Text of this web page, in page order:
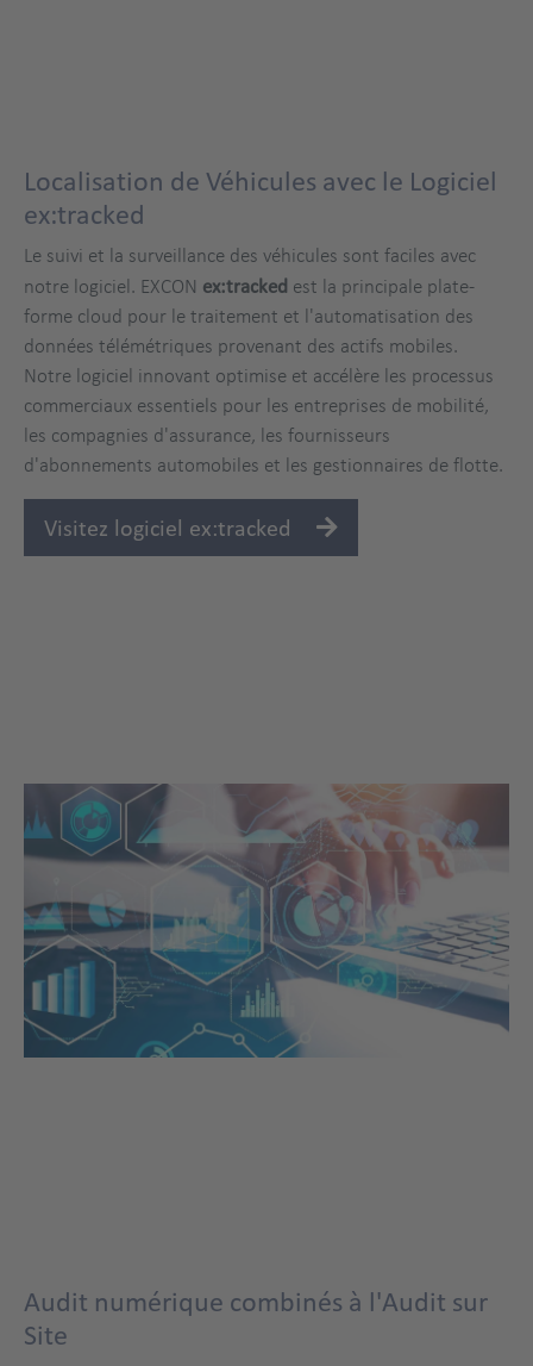
Localisation de Véhicules avec le Logiciel
ex:tracked
Le suivi et la surveillance des véhicules sont faciles avec
notre logiciel. EXCON ex:tracked est la principale plate-
forme cloud pour le traitement et l'automatisation des
données télémétriques provenant des actifs mobiles.
Notre logiciel innovant optimise et accélère les processus
commerciaux essentiels pour les entreprises de mobilité,
les compagnies d'assurance, les fournisseurs
d'abonnements automobiles et les gestionnaires de flotte.
Visitez logiciel ex:tracked
Audit numérique combinés à l'Audit sur
Site